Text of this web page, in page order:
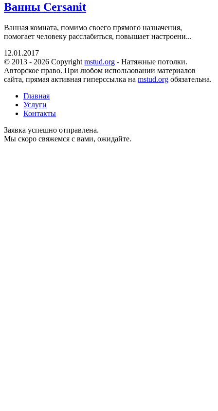
Ванны Cersanit
Ванная комната, помимо своего прямого назначения,
помогает человеку расслабиться, повышает настроени...
12.01.2017
© 2013 - 2026 Copyright mstud.org - Натяжные потолки.
Авторское право. При любом использовании материалов
сайта, прямая активная гиперссылка на mstud.org обязательна.
Главная
Услуги
Контакты
Заявка успешно отправлена.
Мы скоро свяжемся с вами, ожидайте.